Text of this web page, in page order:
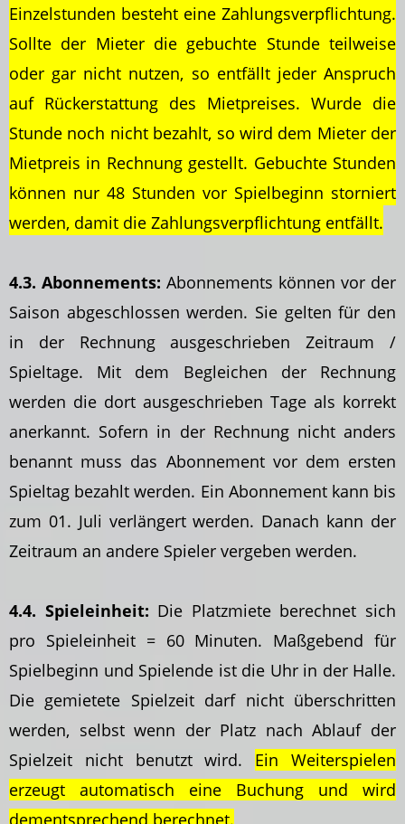
Einzelstunden besteht eine Zahlungsverpflichtung.
Sollte der Mieter die gebuchte Stunde teilweise
oder gar nicht nutzen, so entfällt jeder Anspruch
auf Rückerstattung des Mietpreises. Wurde die
Stunde noch nicht bezahlt, so wird dem Mieter der
Mietpreis in Rechnung gestellt. Gebuchte Stunden
können nur 48 Stunden vor Spielbeginn storniert
werden, damit die Zahlungsverpflichtung entfällt.
4.3. Abonnements: Abonnements können vor der
Saison abgeschlossen werden. Sie gelten für den
in der Rechnung ausgeschrieben Zeitraum /
Spieltage. Mit dem Begleichen der Rechnung
werden die dort ausgeschrieben Tage als korrekt
anerkannt. Sofern in der Rechnung nicht anders
benannt muss das Abonnement vor dem ersten
Spieltag bezahlt werden. Ein Abonnement kann bis
zum 01. Juli verlängert werden. Danach kann der
Zeitraum an andere Spieler vergeben werden.
4.4. Spieleinheit: Die Platzmiete berechnet sich
pro Spieleinheit = 60 Minuten. Maßgebend für
Spielbeginn und Spielende ist die Uhr in der Halle.
Die gemietete Spielzeit darf nicht überschritten
werden, selbst wenn der Platz nach Ablauf der
Spielzeit nicht benutzt wird. Ein Weiterspielen
erzeugt automatisch eine Buchung und wird
dementsprechend berechnet.